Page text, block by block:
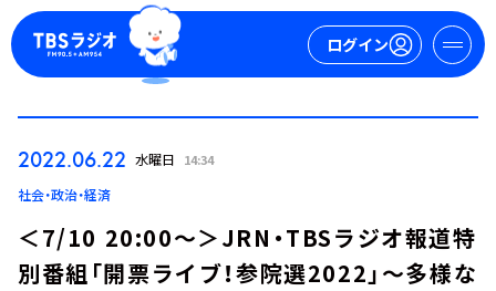
ログイン
2022.06.22 水曜日 14:34
社会・政治・経済
＜7/10 20:00～＞JRN・TBSラジオ報道特
別番組「開票ライブ！参院選2022」～多様な